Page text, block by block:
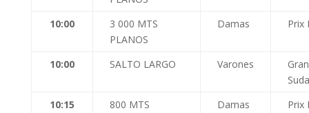
10:00
3 000 MTS
PLANOS
Damas Prix
10:00 SALTO LARGO Varones
10:15
800 MTS
Damas Prix